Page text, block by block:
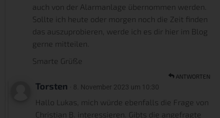
auch von der Alarmanlage übernommen werden.
Sollte ich heute oder morgen noch die Zeit finden
das auszuprobieren, werde ich es dir hier im Blog
gerne mitteilen.
Smarte Grüße
ANTWORTEN
Torsten · 8. November 2023 um 10:30
Hallo Lukas, mich würde ebenfalls die Frage von
Christian B. interessieren. Gibts die angefragte